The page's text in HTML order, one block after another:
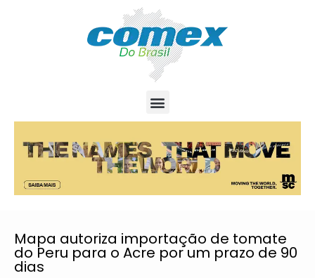
Mapa autoriza importação de tomate
do Peru para o Acre por um prazo de 90
dias